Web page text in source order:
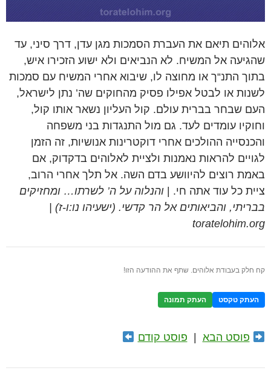
אלוהים תיאם את העברת הסמכות מגן עדן, דרך סיני, עד
שהגיעה אל המשיח. לא הנביאים ולא ישוע הזכירו איש,
בתוך התנ“ך או מחוצה לו, שיבוא אחרי המשיח עם סמכות
לשנות או לבטל אפילו פסיק מהחוקים שה’ נתן לישראל,
העם שבחר בברית עולם. קול העליון נשאר אותו קול,
וחוקיו עומדים לעד. גם מול התנגדות בני משפחה
והכנסייה ההולכים אחרי דוקטרינות אנושיות, זה הזמן
לגויים להראות נאמנות ולציית לאלוהים בדקדוק, אם
באמת רוצים להיוושע בדם השה. אל תלך אחרי הרוב,
ציית כל עוד אתה חי. | והנלוה על ה’ לשרתו… ומחזיקים
בבריתי, והביאותים אל הר קדשי. (ישעיהו נו:ו-ז) |
toratelohim.org
קח חלק בעבודת אלוהים. שתף את ההודעה הזו!
העתק טקסט העתק תמונה
פוסט הבא פוסט קודם